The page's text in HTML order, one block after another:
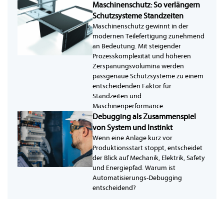
Maschinenschutz: So verlängern
Schutzsysteme Standzeiten
Maschinenschutz gewinnt in der
modernen Teilefertigung zunehmend
an Bedeutung. Mit steigender
Prozesskomplexität und höheren
Zerspanungsvolumina werden
passgenaue Schutzsysteme zu einem
entscheidenden Faktor für
Standzeiten und
Maschinenperformance.
Debugging als Zusammenspiel
von System und Instinkt
Wenn eine Anlage kurz vor
Produktionsstart stoppt, entscheidet
der Blick auf Mechanik, Elektrik, Safety
und Energiepfad. Warum ist
Automatisierungs-Debugging
entscheidend?